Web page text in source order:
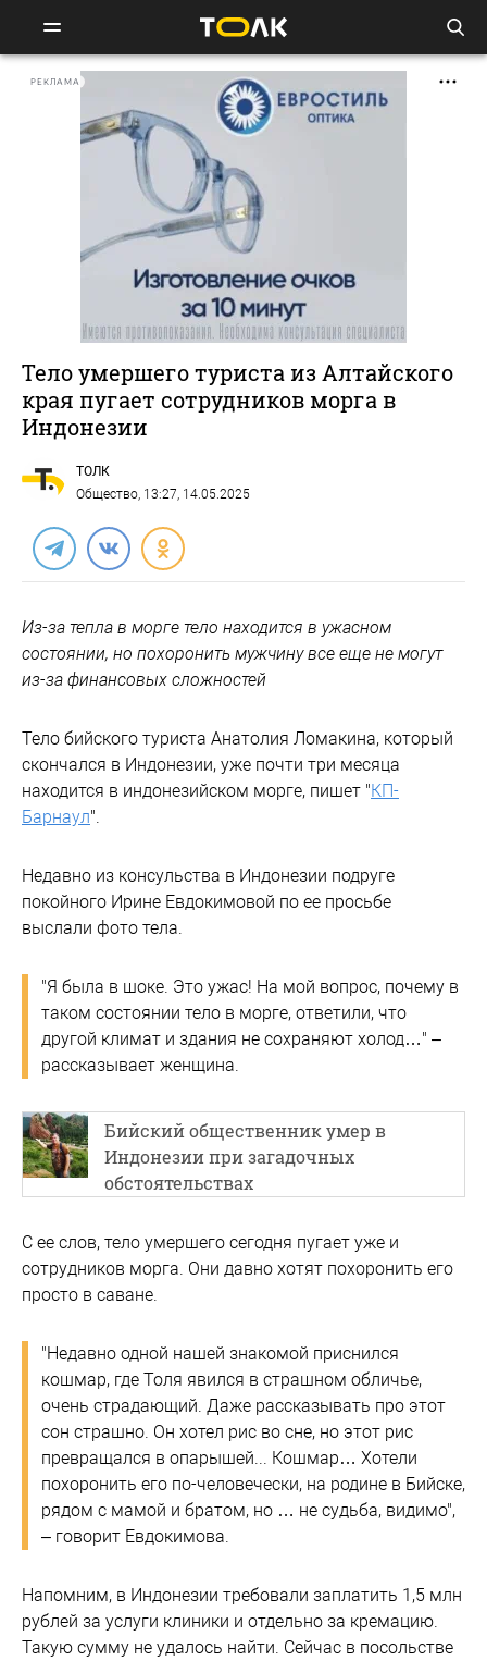
РЕКЛАМА
Тело умершего туриста из Алтайского
края пугает сотрудников морга в
Индонезии
ТОЛК
Общество, 13:27, 14.05.2025
Из-за тепла в морге тело находится в ужасном
состоянии, но похоронить мужчину все еще не могут
из-за финансовых сложностей
Тело бийского туриста Анатолия Ломакина, который
скончался в Индонезии, уже почти три месяца
находится в индонезийском морге, пишет "КП-
Барнаул".
Недавно из консульства в Индонезии подруге
покойного Ирине Евдокимовой по ее просьбе
выслали фото тела.
"Я была в шоке. Это ужас! На мой вопрос, почему в
таком состоянии тело в морге, ответили, что
другой климат и здания не сохраняют холод…" –
рассказывает женщина.
Бийский общественник умер в
Индонезии при загадочных
обстоятельствах
С ее слов, тело умершего сегодня пугает уже и
сотрудников морга. Они давно хотят похоронить его
просто в саване.
"Недавно одной нашей знакомой приснился
кошмар, где Толя явился в страшном обличье,
очень страдающий. Даже рассказывать про этот
сон страшно. Он хотел рис во сне, но этот рис
превращался в опарышей... Кошмар… Хотели
похоронить его по-человечески, на родине в Бийске,
рядом с мамой и братом, но … не судьба, видимо",
– говорит Евдокимова.
Напомним, в Индонезии требовали заплатить 1,5 млн
рублей за услуги клиники и отдельно за кремацию.
Такую сумму не удалось найти. Сейчас в посольстве